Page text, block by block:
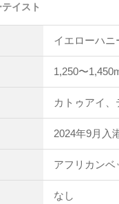
イスト
イエローハニ
1,250〜
カトゥアイ
2024年9月入
アフリカンベ
なし